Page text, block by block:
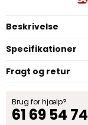
Beskrivelse
Specifikationer
Fragt og retur
Brug for hjælp?
61 69 54 74